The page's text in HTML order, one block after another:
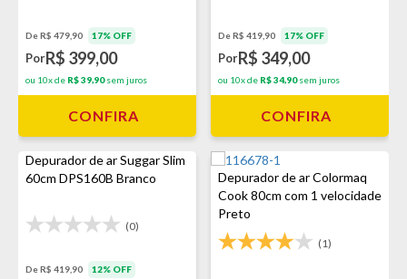
De R$ 479,90 17% OFF
PorR$ 399,00
ou 10x de R$ 39,90sem juros
CONFIRA
De R$ 419,90 17% OFF
PorR$ 349,00
ou 10x de R$ 34,90sem juros
CONFIRA
Depurador de ar Suggar Slim
60cm DPS160B Branco
(0)
De R$ 419,90 12% OFF
Depurador de ar Colormaq
Cook 80cm com 1 velocidade
Preto
(1)